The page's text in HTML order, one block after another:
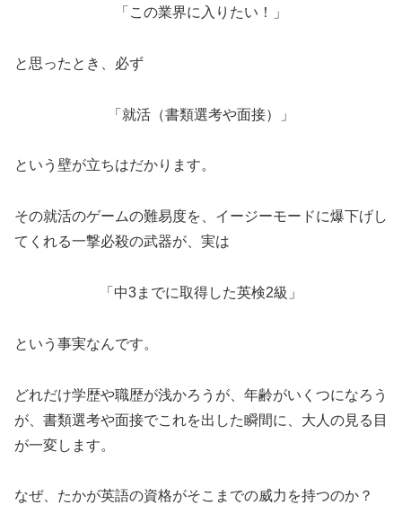
「この業界に入りたい！」
と思ったとき、必ず
「就活（書類選考や面接）」
という壁が立ちはだかります。
その就活のゲームの難易度を、イージーモードに爆下げし
てくれる一撃必殺の武器が、実は
「中3までに取得した英検2級」
という事実なんです。
どれだけ学歴や職歴が浅かろうが、年齢がいくつになろう
が、書類選考や面接でこれを出した瞬間に、大人の見る目
が一変します。
なぜ、たかが英語の資格がそこまでの威力を持つのか？